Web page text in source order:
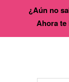
¿Aún no
Ahora te